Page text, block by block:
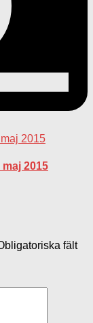
2015
fält